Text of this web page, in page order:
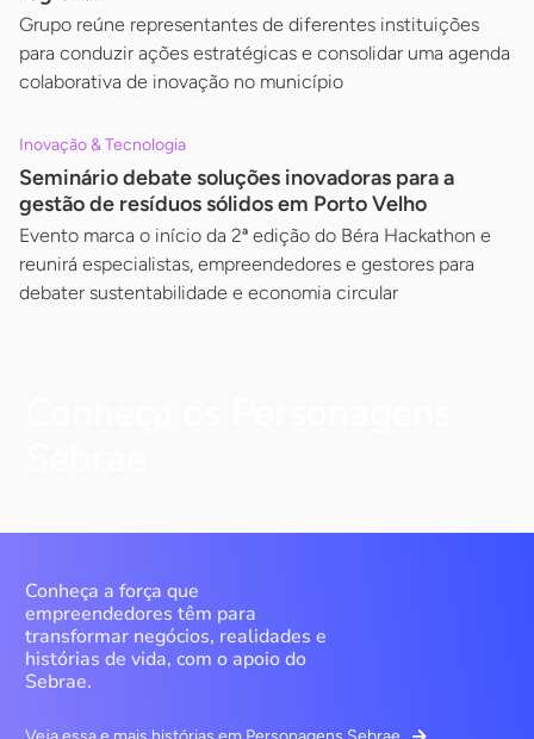
Grupo reúne representantes de diferentes instituições
para conduzir ações estratégicas e consolidar uma agenda
colaborativa de inovação no município
Inovação & Tecnologia
Seminário debate soluções inovadoras para a
gestão de resíduos sólidos em Porto Velho
Evento marca o início da 2ª edição do Béra Hackathon e
reunirá especialistas, empreendedores e gestores para
debater sustentabilidade e economia circular
Conheça a força que
empreendedores têm para
transformar negócios, realidades e
histórias de vida, com o apoio do
Sebrae.